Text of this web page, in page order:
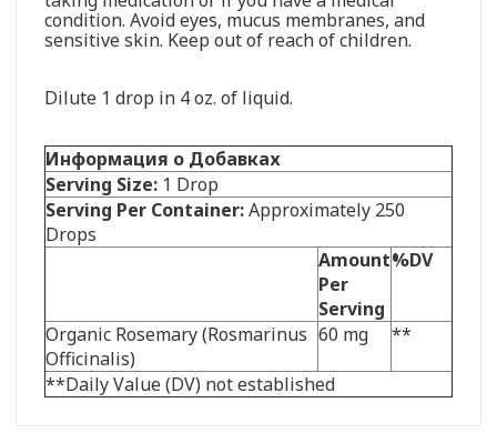
condition. Avoid eyes, mucus membranes, and
sensitive skin. Keep out of reach of children.
Dilute 1 drop in 4 oz. of liquid.
Информация о Добавках
Serving Size: 1 Drop
Serving Per Container:Approximately 250
Drops
Amount
Per
Serving
%DV
Organic Rosemary (Rosmarinus
Officinalis)
60 mg **
**Daily Value (DV) not established